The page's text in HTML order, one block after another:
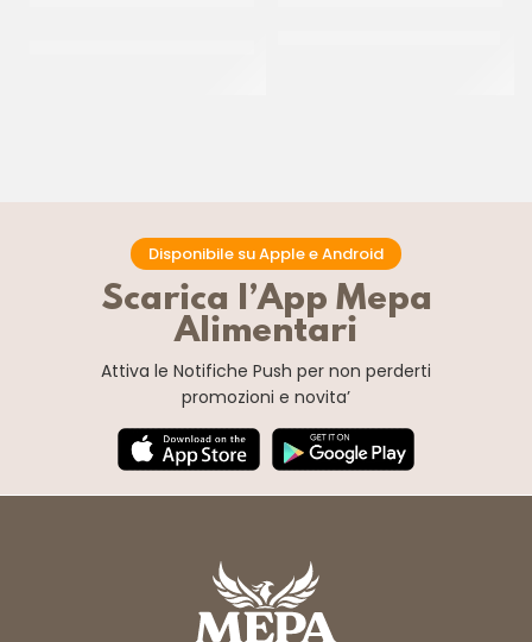
Disponibile su Apple e Android
Scarica l’App Mepa
Alimentari
Attiva le Notifiche Push per non perderti
promozioni e novita’